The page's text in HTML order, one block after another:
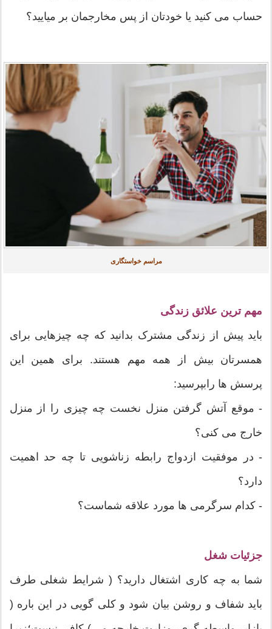
حساب می کنید یا خودتان از پس مخارجمان بر میایید؟
مراسم خواستگاری
مهم ترین علائق زندگی
باید پیش از زندگی مشترک بدانید که چه چیزهایی برای
همسرتان بیش از همه مهم هستند. برای همین این
پرسش ها رابپرسید:
- موقع آتش گرفتن منزل نخست چه چیزی را از منزل
خارج می کنی؟
- در موفقیت ازدواج رابطه زناشویی تا چه حد اهمیت
دارد؟
- کدام سرگرمی ها مورد علاقه شماست؟
جزئیات شغل
شما به چه کاری اشتغال دارید؟ ( شرایط شغلی طرف
باید شفاف و روشن بیان شود و کلی گویی در این باره (